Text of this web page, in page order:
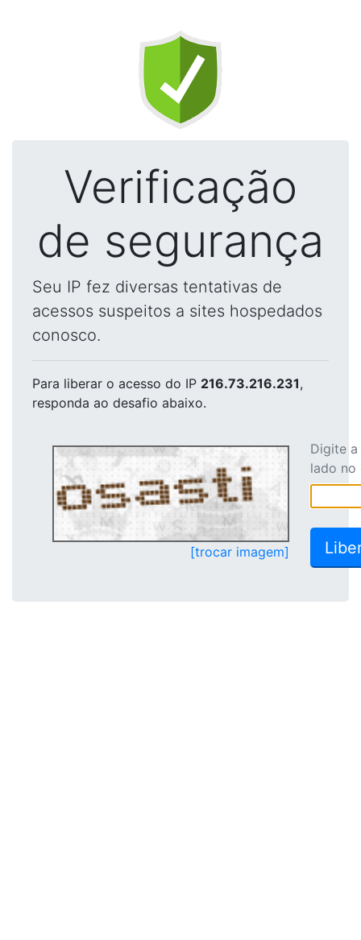
Verificação
de segurança
Seu IP fez diversas tentativas de
acessos suspeitos a sites hospedados
conosco.
Para liberar o acesso do IP 216.73.216.231,
responda ao desafio abaixo.
[trocar imagem]
Digite
lado no